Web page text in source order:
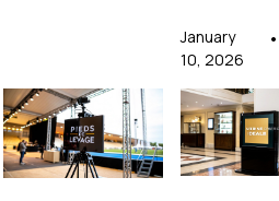
January
10, 2026
•